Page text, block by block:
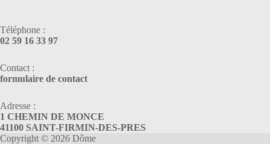
Téléphone :
02 59 16 33 97
Contact :
formulaire de contact
Adresse :
1 CHEMIN DE MONCE
41100 SAINT-FIRMIN-DES-PRES
Copyright © 2026 Dôme